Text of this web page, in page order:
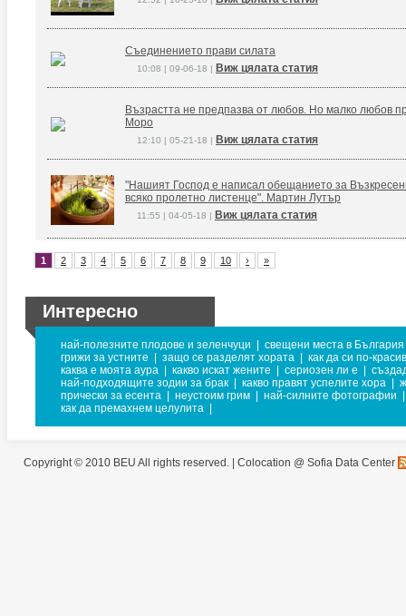
Съединението прави силата
10:08 | 09-06-18 | Виж цялата статия
Възрастта не предпазва от любов. Но малко любов
Моро
12:10 | 05-21-18 | Виж цялата статия
"Нашият Господ е написал обещанието за
всяко пролетно листенце". Мартин Лутър
11:55 | 04-05-18 | Виж цялата статия
1 2 3 4 5 6 7 8 9 10 › »
Интересно
най-полезните плодове и зеленчуци
свещени места в България
грижи за устните
защо се разделят хората
как да си по-
каква е моята аура
какво искат жените сериозен ли е
най-подходящите зодии за брак
какво правят успелите хора
прически за есента
неустоим грим най-силните фотографии
как да премахнем целулита
Copyright © 2010 BEU All rights reserved. | Colocation @ Sofia Data Center